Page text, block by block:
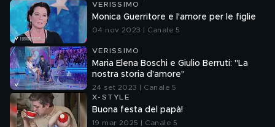
VERISSIMO
Monica Guerritore e l'amore per le figlie
04 nov 2023 | Canale 5
VERISSIMO
Maria Elena Boschi e Giulio Berruti: "La
nostra storia d'amore"
24 set 2023 | Canale 5
X-STYLE
Buona festa del papà!
19 mar 2025 | Canale 5